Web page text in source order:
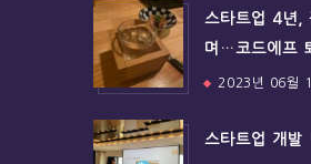
스타트업 4년,
며…코드에프
2023년 06월
스타트업 개발